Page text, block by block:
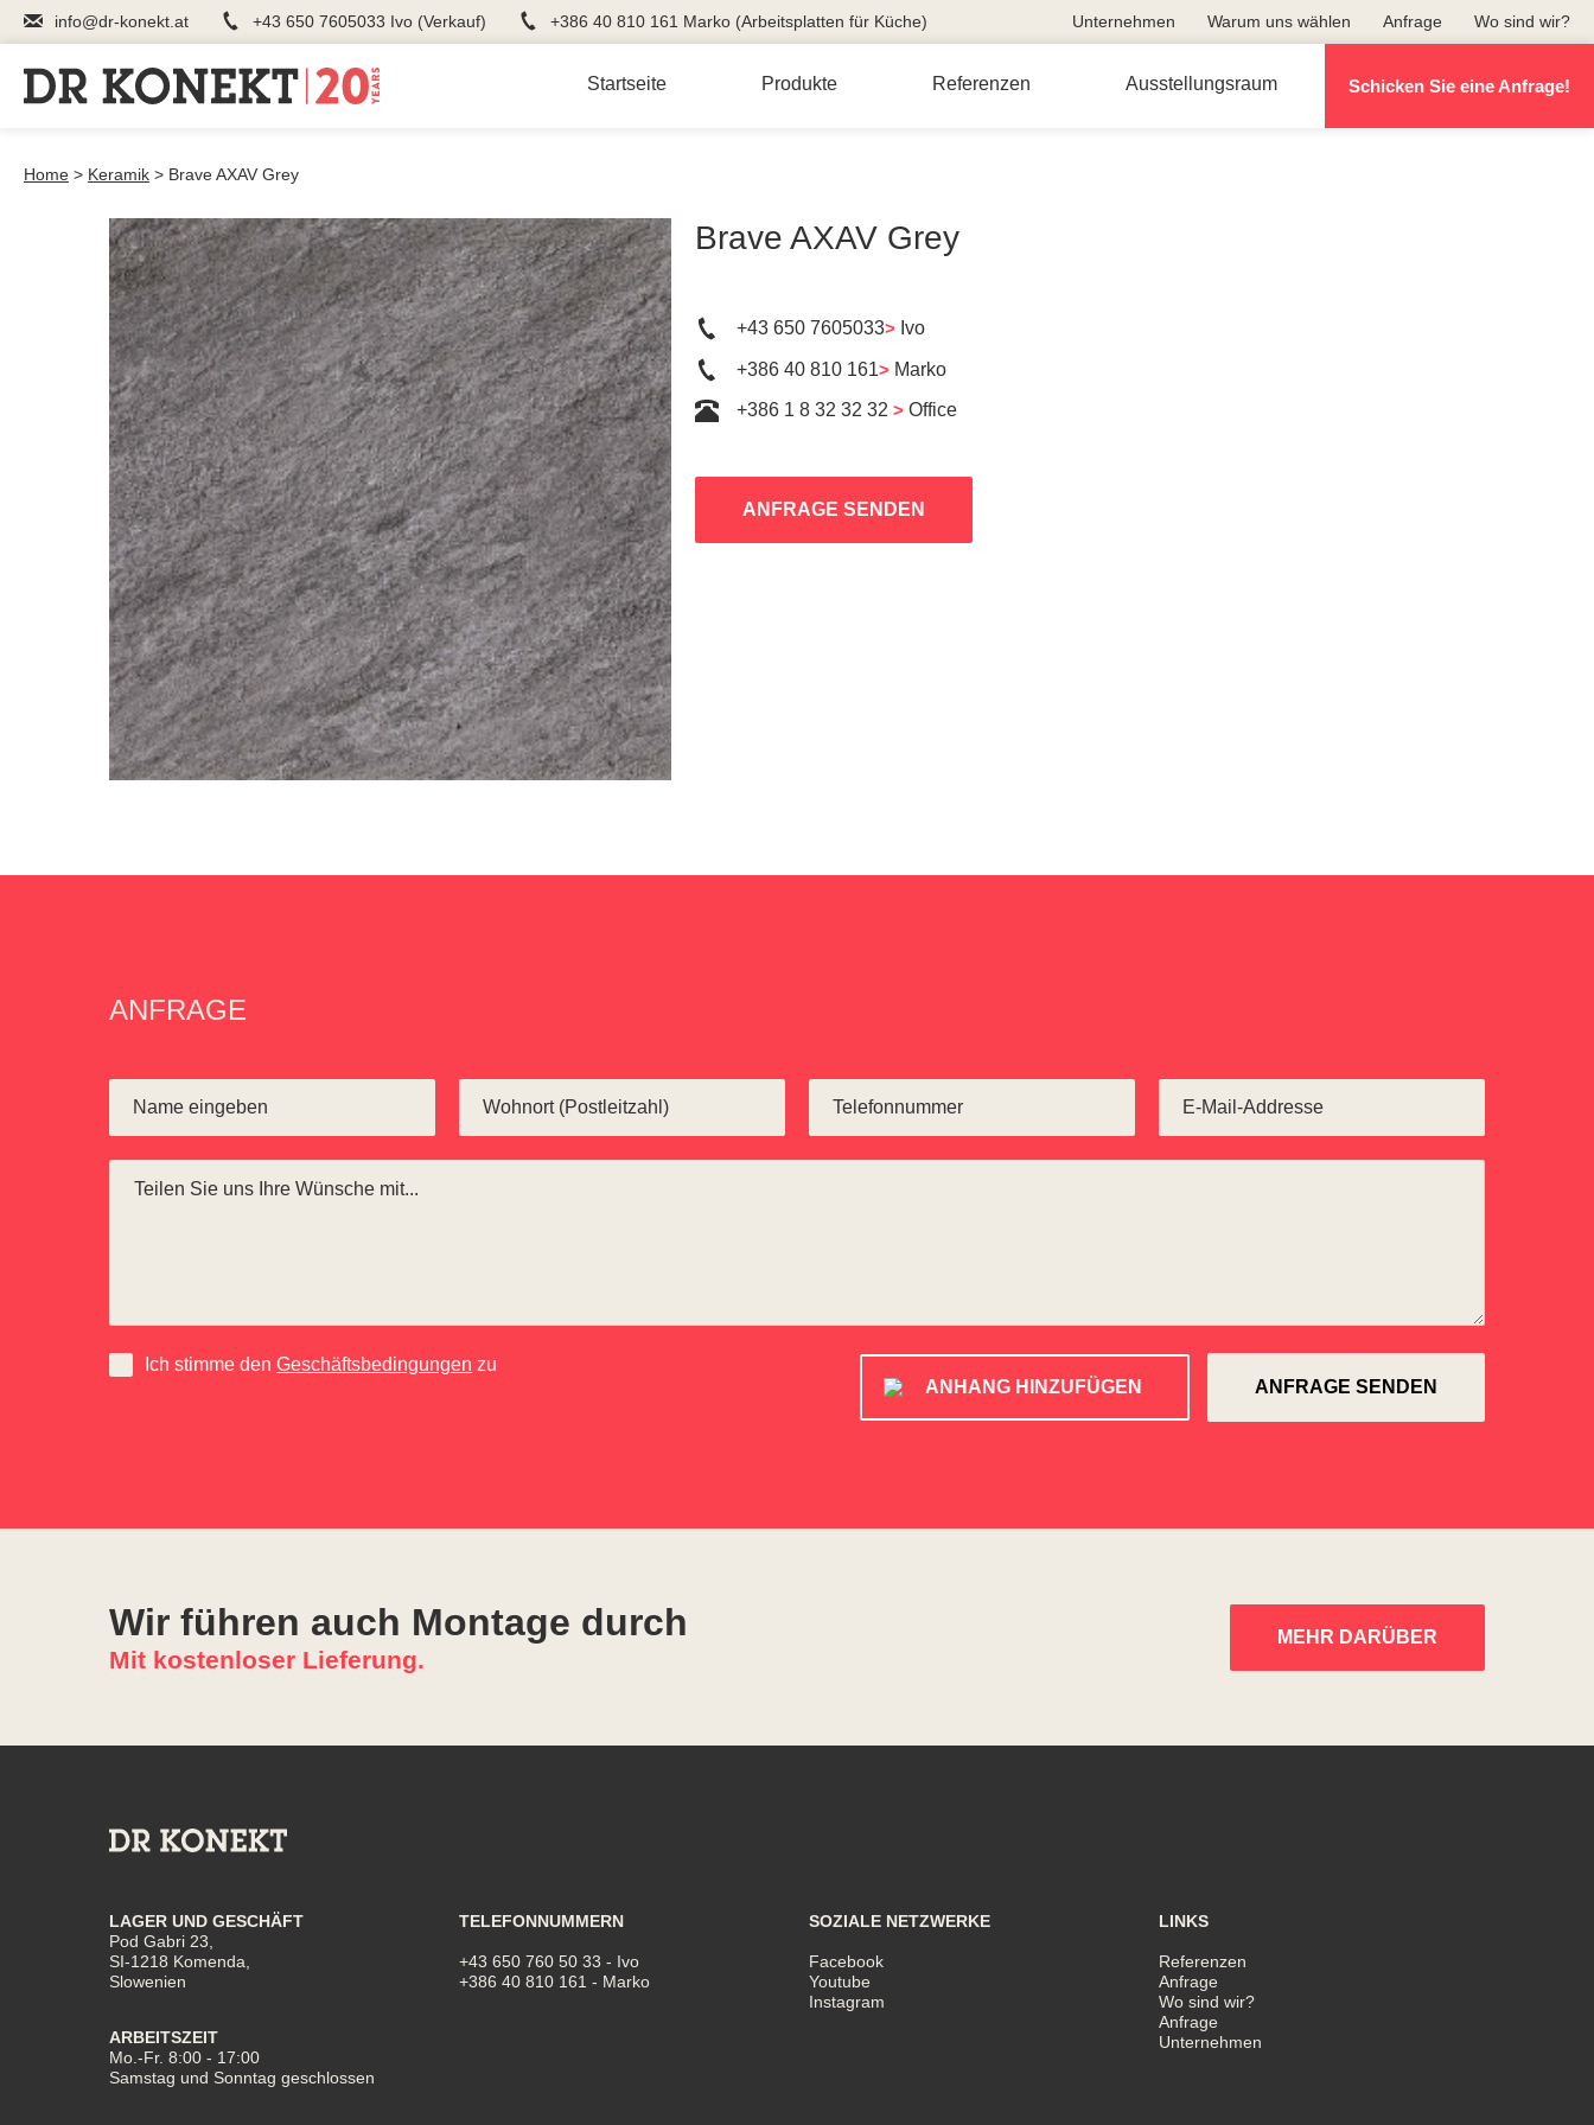
info@dr-konekt.at +43 650 7605033 Ivo (Verkauf) +386 40 810 161 Marko (Arbeitsplatten für Küche) Unternehmen Warum uns wählen Anfrage Wo sind wir?
Startseite Produkte Referenzen Ausstellungsraum Schicken Sie eine Anfrage!
Home > Keramik > Brave AXAV Grey
Brave AXAV Grey
+43 650 7605033> Ivo
+386 40 810 161> Marko
+386 1 8 32 32 32 > Office
ANFRAGE SENDEN
ANFRAGE
Ich stimme den Geschäftsbedingungen zu
ANHANG HINZUFÜGEN
Wir führen auch Montage durch
Mit kostenloser Lieferung.
MEHR DARÜBER
LAGER UND GESCHÄFT
Pod Gabri 23,
SI-1218 Komenda,
Slowenien
ARBEITSZEIT
Mo.-Fr. 8:00 - 17:00
Samstag und Sonntag geschlossen
TELEFONNUMMERN
+43 650 760 50 33 - Ivo
+386 40 810 161 - Marko
SOZIALE NETZWERKE
Facebook
Youtube
Instagram
LINKS
Referenzen
Anfrage
Wo sind wir?
Anfrage
Unternehmen